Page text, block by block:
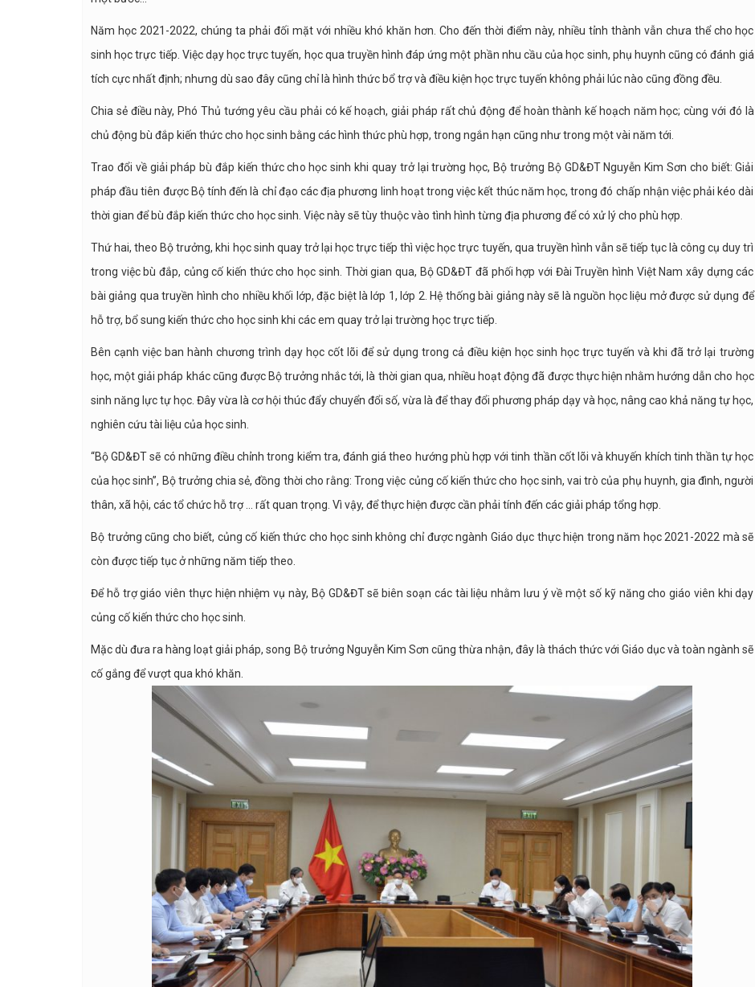
Năm học 2021-2022, chúng ta phải đối mặt với nhiều khó khăn hơn. Cho đến thời điểm này, nhiều tỉnh thành vẫn chưa thể cho học
sinh học trực tiếp. Việc dạy học trực tuyến, học qua truyền hình đáp ứng một phần nhu cầu của học sinh, phụ huynh cũng có đánh giá
tích cực nhất định; nhưng dù sao đây cũng chỉ là hình thức bổ trợ và điều kiện học trực tuyến không phải lúc nào cũng đồng đều.
Chia sẻ điều này, Phó Thủ tướng yêu cầu phải có kế hoạch, giải pháp rất chủ động để hoàn thành kế hoạch năm học; cùng với đó là
chủ động bù đắp kiến thức cho học sinh bằng các hình thức phù hợp, trong ngắn hạn cũng như trong một vài năm tới.
Trao đổi về giải pháp bù đắp kiến thức cho học sinh khi quay trở lại trường học, Bộ trưởng Bộ GD&ĐT Nguyễn Kim Sơn cho biết: Giải
pháp đầu tiên được Bộ tính đến là chỉ đạo các địa phương linh hoạt trong việc kết thúc năm học, trong đó chấp nhận việc phải kéo dài
thời gian để bù đắp kiến thức cho học sinh. Việc này sẽ tùy thuộc vào tình hình từng địa phương để có xử lý cho phù hợp.
Thứ hai, theo Bộ trưởng, khi học sinh quay trở lại học trực tiếp thì việc học trực tuyến, qua truyền hình vẫn sẽ tiếp tục là công cụ duy trì
trong việc bù đắp, củng cố kiến thức cho học sinh. Thời gian qua, Bộ GD&ĐT đã phối hợp với Đài Truyền hình Việt Nam xây dựng các
bài giảng qua truyền hình cho nhiều khối lớp, đặc biệt là lớp 1, lớp 2. Hệ thống bài giảng này sẽ là nguồn học liệu mở được sử dụng để
hỗ trợ, bổ sung kiến thức cho học sinh khi các em quay trở lại trường học trực tiếp.
Bên cạnh việc ban hành chương trình dạy học cốt lõi để sử dụng trong cả điều kiện học sinh học trực tuyến và khi đã trở lại trường
học, một giải pháp khác cũng được Bộ trưởng nhắc tới, là thời gian qua, nhiều hoạt động đã được thực hiện nhằm hướng dẫn cho học
sinh năng lực tự học. Đây vừa là cơ hội thúc đẩy chuyển đổi số, vừa là để thay đổi phương pháp dạy và học, nâng cao khả năng tự học,
nghiên cứu tài liệu của học sinh.
“Bộ GD&ĐT sẽ có những điều chỉnh trong kiểm tra, đánh giá theo hướng phù hợp với tinh thần cốt lõi và khuyến khích tinh thần tự học
của học sinh”, Bộ trưởng chia sẻ, đồng thời cho rằng: Trong việc củng cố kiến thức cho học sinh, vai trò của phụ huynh, gia đình, người
thân, xã hội, các tổ chức hỗ trợ … rất quan trọng. Vì vậy, để thực hiện được cần phải tính đến các giải pháp tổng hợp.
Bộ trưởng cũng cho biết, củng cố kiến thức cho học sinh không chỉ được ngành Giáo dục thực hiện trong năm học 2021-2022 mà sẽ
còn được tiếp tục ở những năm tiếp theo.
Để hỗ trợ giáo viên thực hiện nhiệm vụ này, Bộ GD&ĐT sẽ biên soạn các tài liệu nhằm lưu ý về một số kỹ năng cho giáo viên khi dạy
củng cố kiến thức cho học sinh.
Mặc dù đưa ra hàng loạt giải pháp, song Bộ trưởng Nguyễn Kim Sơn cũng thừa nhận, đây là thách thức với Giáo dục và toàn ngành sẽ
cố gắng để vượt qua khó khăn.